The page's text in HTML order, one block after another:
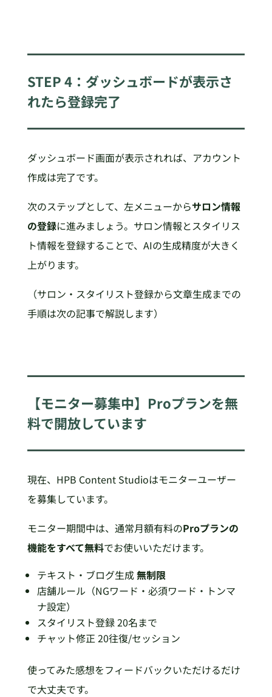
STEP 4：ダッシュボードが表示さ
れたら登録完了
ダッシュボード画面が表示されれば、アカウント
作成は完了です。
次のステップとして、左メニューからサロン情報
の登録に進みましょう。サロン情報とスタイリス
ト情報を登録することで、AIの生成精度が大きく
上がります。
（サロン・スタイリスト登録から文章生成までの
手順は次の記事で解説します）
【モニター募集中】Proプランを無
料で開放しています
現在、HPB Content Studioはモニターユーザー
を募集しています。
モニター期間中は、通常月額有料のProプランの
機能をすべて無料でお使いいただけます。
テキスト・ブログ生成無制限
店舗ルール（NGワード・必須ワード・トンマ
ナ設定）
スタイリスト登録 20名まで
チャット修正 20往復/セッション
使ってみた感想をフィードバックいただけるだけ
で大丈夫です。